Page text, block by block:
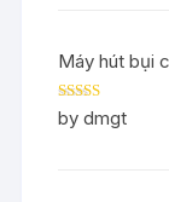
Máy hút bụi
Rated5out
of 5
by dmgt